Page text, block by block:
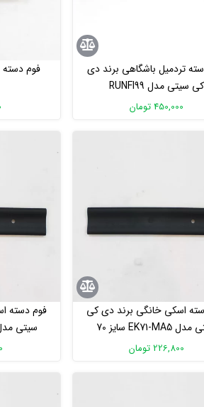
تردمیل باشگاهی برند دی
کی سیتی مدل RUNFI99
450,000 تومان
اسکی خانگی برند دی کی
سیتی مدل EK71-MA5 سایز 70
سانتی متر
226,800 تومان
فوم دسته